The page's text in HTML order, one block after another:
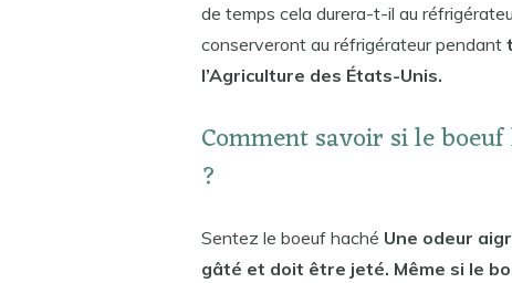
de temps cela durera-t-il au
conserveront au réfrigérateur pendant
l’Agriculture des États-Unis.
Comment savoir si le
?
Sentez le boeuf haché Une odeur
gâté et doit être jeté. Même si le